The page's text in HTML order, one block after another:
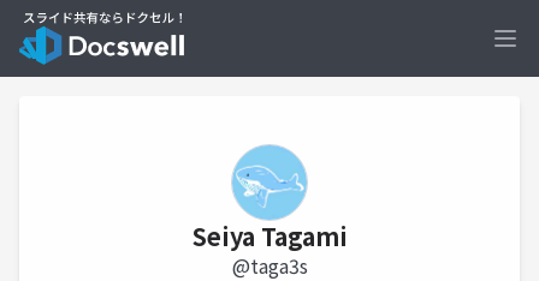
Seiya Tagami
@taga3s